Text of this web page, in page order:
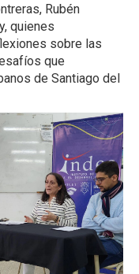
Rubén
quienes
sobre las
que
de Santiago del